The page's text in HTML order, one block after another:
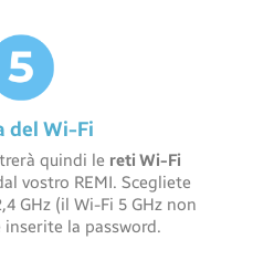
del Wi-Fi
quindi le reti Wi-Fi
vostro REMI. Scegliete
GHz (il Wi-Fi 5 GHz non
la password.